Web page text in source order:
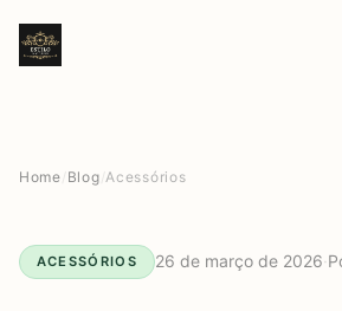
Home Blog /Acessórios
ACESSÓRIOS 26 de março de 2026·